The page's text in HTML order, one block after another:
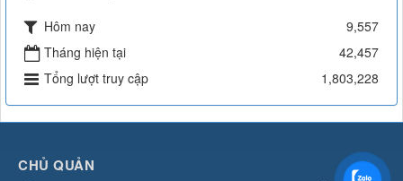
Hôm nay
9,557
Tháng hiện tại
42,457
Tổng lượt truy cập
1,803,228
CHỦ QUẢN